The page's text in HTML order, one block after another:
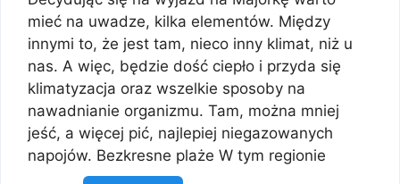
mieć na uwadze, kilka elementów. Między
innymi to, że jest tam, nieco inny klimat, niż u
nas. A więc, będzie dość ciepło i przyda się
klimatyzacja oraz wszelkie sposoby na
nawadnianie organizmu. Tam, można mniej
jeść, a więcej pić, najlepiej niegazowanych
napojów. Bezkresne plaże W tym regionie